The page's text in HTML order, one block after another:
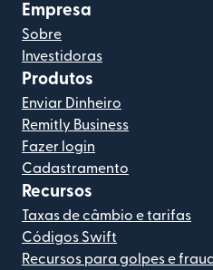
Empresa
Sobre
Investidoras
Produtos
Enviar Dinheiro
Remitly Business
Fazer login
Cadastramento
Recursos
Taxas de câmbio e tarifas
Códigos Swift
Recursos para golpes e